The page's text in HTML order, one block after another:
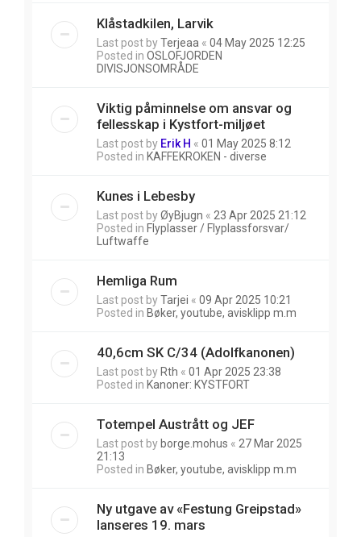
Klåstadkilen, Larvik
Last post byTerjeaa « 04 May 2025 12:25
Posted in OSLOFJORDEN
DIVISJONSOMRÅDE
Viktig påminnelse om ansvar og
fellesskap i Kystfort-miljøet
Last post by Erik H « 01 May 2025 8:12
Posted in KAFFEKROKEN - diverse
Kunes i Lebesby
Last post byØyBjugn « 23 Apr 2025 21:12
Posted in Flyplasser / Flyplassforsvar/
Luftwaffe
Hemliga Rum
Last post byTarjei « 09 Apr 2025 10:21
Posted in Bøker, youtube, avisklipp m.m
40,6cm SK C/34 (Adolfkanonen)
Last post by Rth « 01 Apr 2025 23:38
Posted in Kanoner: KYSTFORT
Totempel Austrått og JEF
Last post by borge.mohus « 27 Mar 2025
21:13
Posted in Bøker, youtube, avisklipp m.m
Ny utgave av «Festung Greipstad»
lanseres 19. mars